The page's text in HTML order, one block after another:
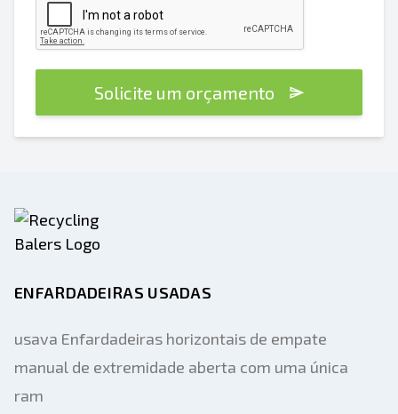
Solicite um orçamento
ENFARDADEIRAS USADAS
usava Enfardadeiras horizontais de empate
manual de extremidade aberta com uma única
ram